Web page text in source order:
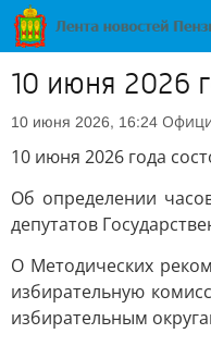
10 июня 2026
10 июня 2026, 16:24
10 июня 2026 года
Об определении
депутатов
О Методических
избирательную
избирательным